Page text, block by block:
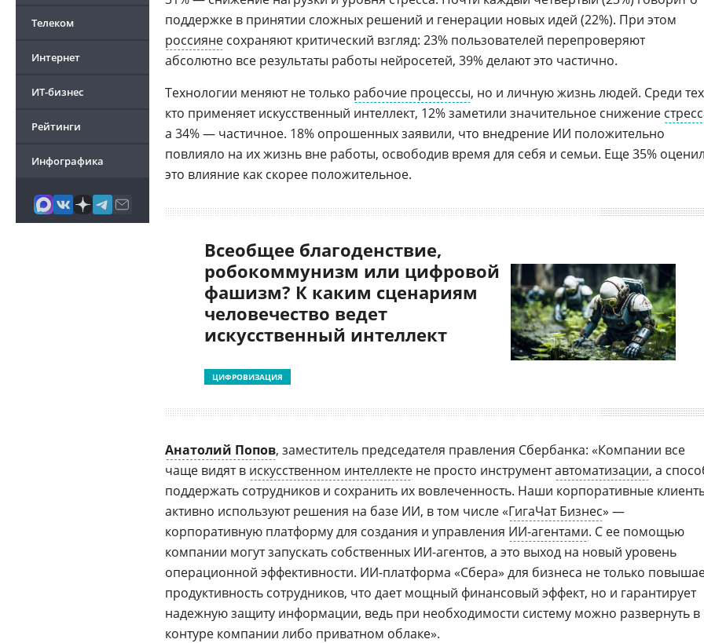
Телеком
Интернет
ИТ-бизнес
Рейтинги
Инфографика
поддержке в принятии сложных решений и генерации новых идей (22%). При этом
россияне сохраняют критический взгляд: 23% пользователей перепроверяют
абсолютно все результаты работы нейросетей, 39% делают это частично.
Технологии меняют не только рабочие процессы, но и личную жизнь людей. Среди
кто применяет искусственный интеллект, 12% заметили значительное снижение
а 34% — частичное. 18% опрошенных заявили, что внедрение ИИ положительно
повлияло на их жизнь вне работы, освободив время для себя и семьи. Еще 35%
это влияние как скорее положительное.
Всеобщее благоденствие,
робокоммунизм или цифровой
фашизм? К каким сценариям
человечество ведет
искусственный интеллект
ЦИФРОВИЗАЦИЯ
Анатолий Попов, заместитель председателя правления Сбербанка: «Компании все
чаще видят в искусственном интеллекте не просто инструментавтоматизации, а
поддержать сотрудников и сохранить их вовлеченность. Наши корпоративные
активно используют решения на базе ИИ, в том числе «ГигаЧат Бизнес» —
корпоративную платформу для создания и управления ИИ-агентами. С ее помощью
компании могут запускать собственных ИИ-агентов, а это выход на новый уровень
операционной эффективности. ИИ-платформа «Сбера» для бизнеса не только
продуктивность сотрудников, что дает мощный финансовый эффект, но и гарантирует
надежную защиту информации, ведь при необходимости систему можно развернуть в
контуре компании либо приватном облаке».